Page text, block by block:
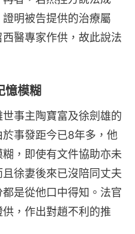
明被告提供的治療屬
西醫專家作供，故此說法
憶模糊
事主陶寶富及徐劍雄的
事發距今已8年多，他
，即使有文件協助亦未
徐妻後來已沒陪同丈夫
是從他口中得知。法官
，作出對趙不利的推